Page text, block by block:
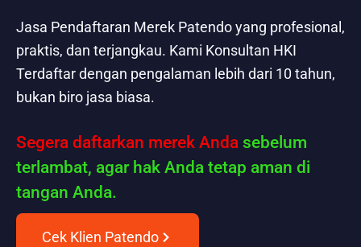
Jasa Pendaftaran Merek Patendo yang profesional,
praktis, dan terjangkau. Kami Konsultan HKI
Terdaftar dengan pengalaman lebih dari 10 tahun,
bukan biro jasa biasa.
Segera daftarkan merek Anda sebelum
terlambat, agar hak Anda tetap aman di
tangan Anda.
Cek Klien Patendo